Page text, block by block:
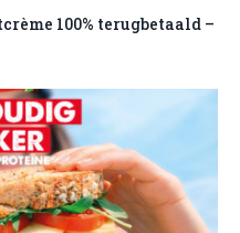
100% terugbetaald –